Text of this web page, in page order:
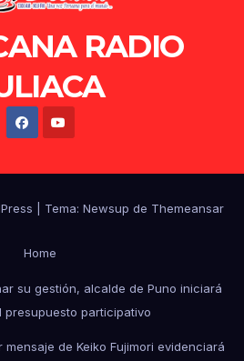
RADIO
Tema: Newsup de Themeansar
Home
su gestión, alcalde de Puno iniciará
presupuesto participativo
mensaje de Keiko Fujimori evidenciará